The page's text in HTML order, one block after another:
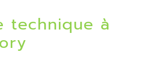
technique à